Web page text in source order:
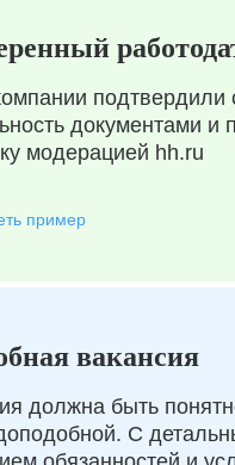
подтвердили
документами и
модерацией hh.ru
пример
вакансия
должна быть
С